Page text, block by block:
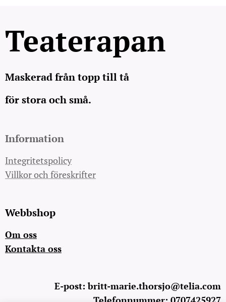
Teaterapan
Maskerad från topp till tå
för stora och små.
Information
Integritetspolicy
Villkor och föreskrifter
Webbshop
Om oss
Kontakta oss
E-post: britt-marie.thorsjo@telia.com